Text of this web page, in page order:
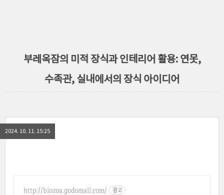
부레옥잠의 미적 장식과 인테리어 활용: 연못,
수족관, 실내에서의 장식 아이디어
2024. 10. 11. 15:25
http://biozoa.godomall.com/ 광고